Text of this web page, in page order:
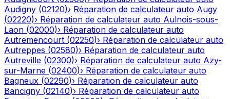
Audigny (02120)› Réparation de calculateur auto Augy
(02220)› Réparation de calculateur auto Aulnois-sous-
Laon (02000)› Réparation de calculateur auto
Autremencourt (02250)› Réparation de calculateur auto
Autreppes (02580)› Réparation de calculateur auto
Autreville (02300)› Réparation de calculateur auto Azy-
sur-Marne (02400)› Réparation de calculateur auto
Bagneux (02290)› Réparation de calculateur auto
Bancigny (02140)› Réparation de calculateur auto